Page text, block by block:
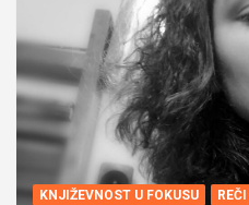
KNJIŽEVNOST U FOKUSU